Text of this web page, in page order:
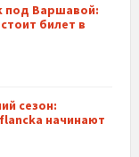
под Варшавой:
билет в
сезон:
начинают